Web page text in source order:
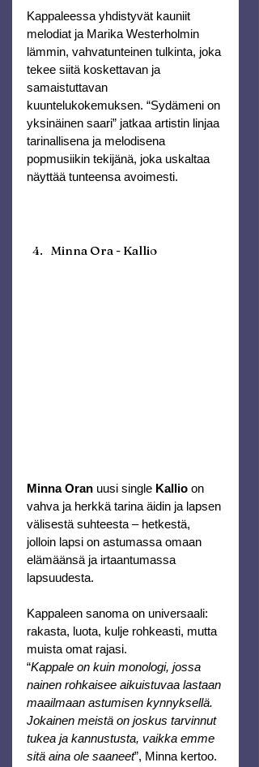
Kappaleessa yhdistyvät kauniit
melodiat ja Marika Westerholmin
lämmin, vahvatunteinen tulkinta, joka
tekee siitä koskettavan ja
samaistuttavan
kuuntelukokemuksen. “Sydämeni on
yksinäinen saari” jatkaa artistin linjaa
tarinallisena ja melodisena
popmusiikin tekijänä, joka uskaltaa
näyttää tunteensa avoimesti.
Minna Ora - Kallio
Minna Oran uusi single Kallio on
vahva ja herkkä tarina äidin ja lapsen
välisestä suhteesta – hetkestä,
jolloin lapsi on astumassa omaan
elämäänsä ja irtaantumassa
lapsuudesta.
Kappaleen sanoma on universaali:
rakasta, luota, kulje rohkeasti, mutta
muista omat rajasi.
“Kappale on kuin monologi, jossa
nainen rohkaisee aikuistuvaa lastaan
maailmaan astumisen kynnyksellä.
Jokainen meistä on joskus tarvinnut
tukea ja kannustusta, vaikka emme
sitä aina ole saaneet”, Minna kertoo.